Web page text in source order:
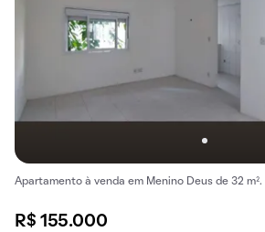
Apartamento à venda em Menino Deus de 32 m².
R$ 155.000